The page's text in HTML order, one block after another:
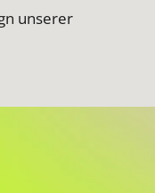
unserer